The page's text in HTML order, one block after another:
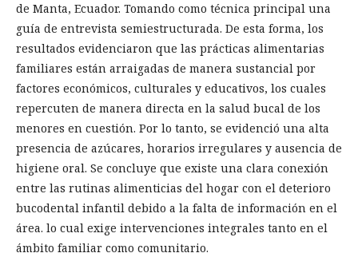
de Manta, Ecuador. Tomando como técnica principal una
guía de entrevista semiestructurada. De esta forma, los
resultados evidenciaron que las prácticas alimentarias
familiares están arraigadas de manera sustancial por
factores económicos, culturales y educativos, los cuales
repercuten de manera directa en la salud bucal de los
menores en cuestión. Por lo tanto, se evidenció una alta
presencia de azúcares, horarios irregulares y ausencia de
higiene oral. Se concluye que existe una clara conexión
entre las rutinas alimenticias del hogar con el deterioro
bucodental infantil debido a la falta de información en el
área. lo cual exige intervenciones integrales tanto en el
ámbito familiar como comunitario.